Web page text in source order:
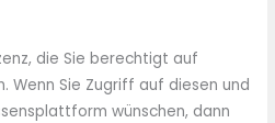
die Sie berechtigt auf
Wenn Sie Zugriff auf diesen und
wünschen, dann